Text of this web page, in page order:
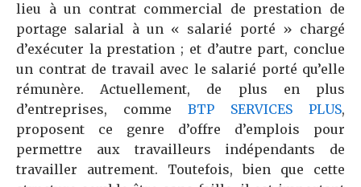
lieu à un contrat commercial de prestation de
portage salarial à un « salarié porté » chargé
d’exécuter la prestation ; et d’autre part, conclue
un contrat de travail avec le salarié porté qu’elle
rémunère. Actuellement, de plus en plus
d’entreprises, comme BTP SERVICES PLUS,
proposent ce genre d’offre d’emplois pour
permettre aux travailleurs indépendants de
travailler autrement. Toutefois, bien que cette